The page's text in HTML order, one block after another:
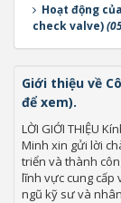
Hoạt động
check valve)
Giới thiệu về
để xem).
LỜI GIỚI THIỆU
Minh xin gửi lời
triển và thành
lĩnh vực cung cấp
ngũ kỹ sư và